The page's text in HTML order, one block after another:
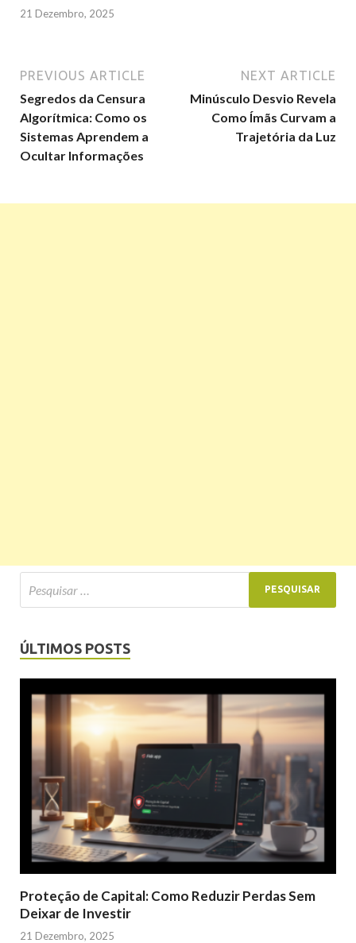
21 Dezembro, 2025
PREVIOUS ARTICLE
Segredos da Censura
Algorítmica: Como os
Sistemas Aprendem a
Ocultar Informações
NEXT ARTICLE
Minúsculo Desvio Revela
Como Ímãs Curvam a
Trajetória da Luz
ÚLTIMOS POSTS
Proteção de Capital: Como Reduzir Perdas Sem
Deixar de Investir
21 Dezembro, 2025